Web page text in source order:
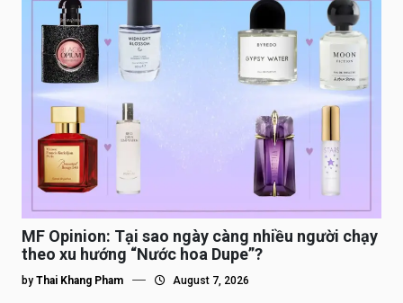
MF Opinion: Tại sao ngày càng nhiều người chạy
theo xu hướng “Nước hoa Dupe”?
by Thai Khang Pham August 7, 2026